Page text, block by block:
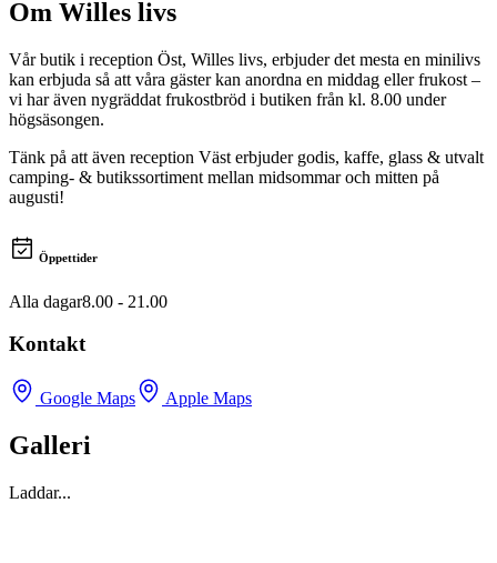
Om Willes livs
Vår butik i reception Öst, Willes livs, erbjuder det mesta en minilivs
kan erbjuda så att våra gäster kan anordna en middag eller frukost –
vi har även nygräddat frukostbröd i butiken från kl. 8.00 under
högsäsongen.
Tänk på att även reception Väst erbjuder godis, kaffe, glass & utvalt
camping- & butikssortiment mellan midsommar och mitten på
augusti!
Öppettider
Alla dagar8.00 - 21.00
Kontakt
Google Maps Apple Maps
Galleri
Laddar...